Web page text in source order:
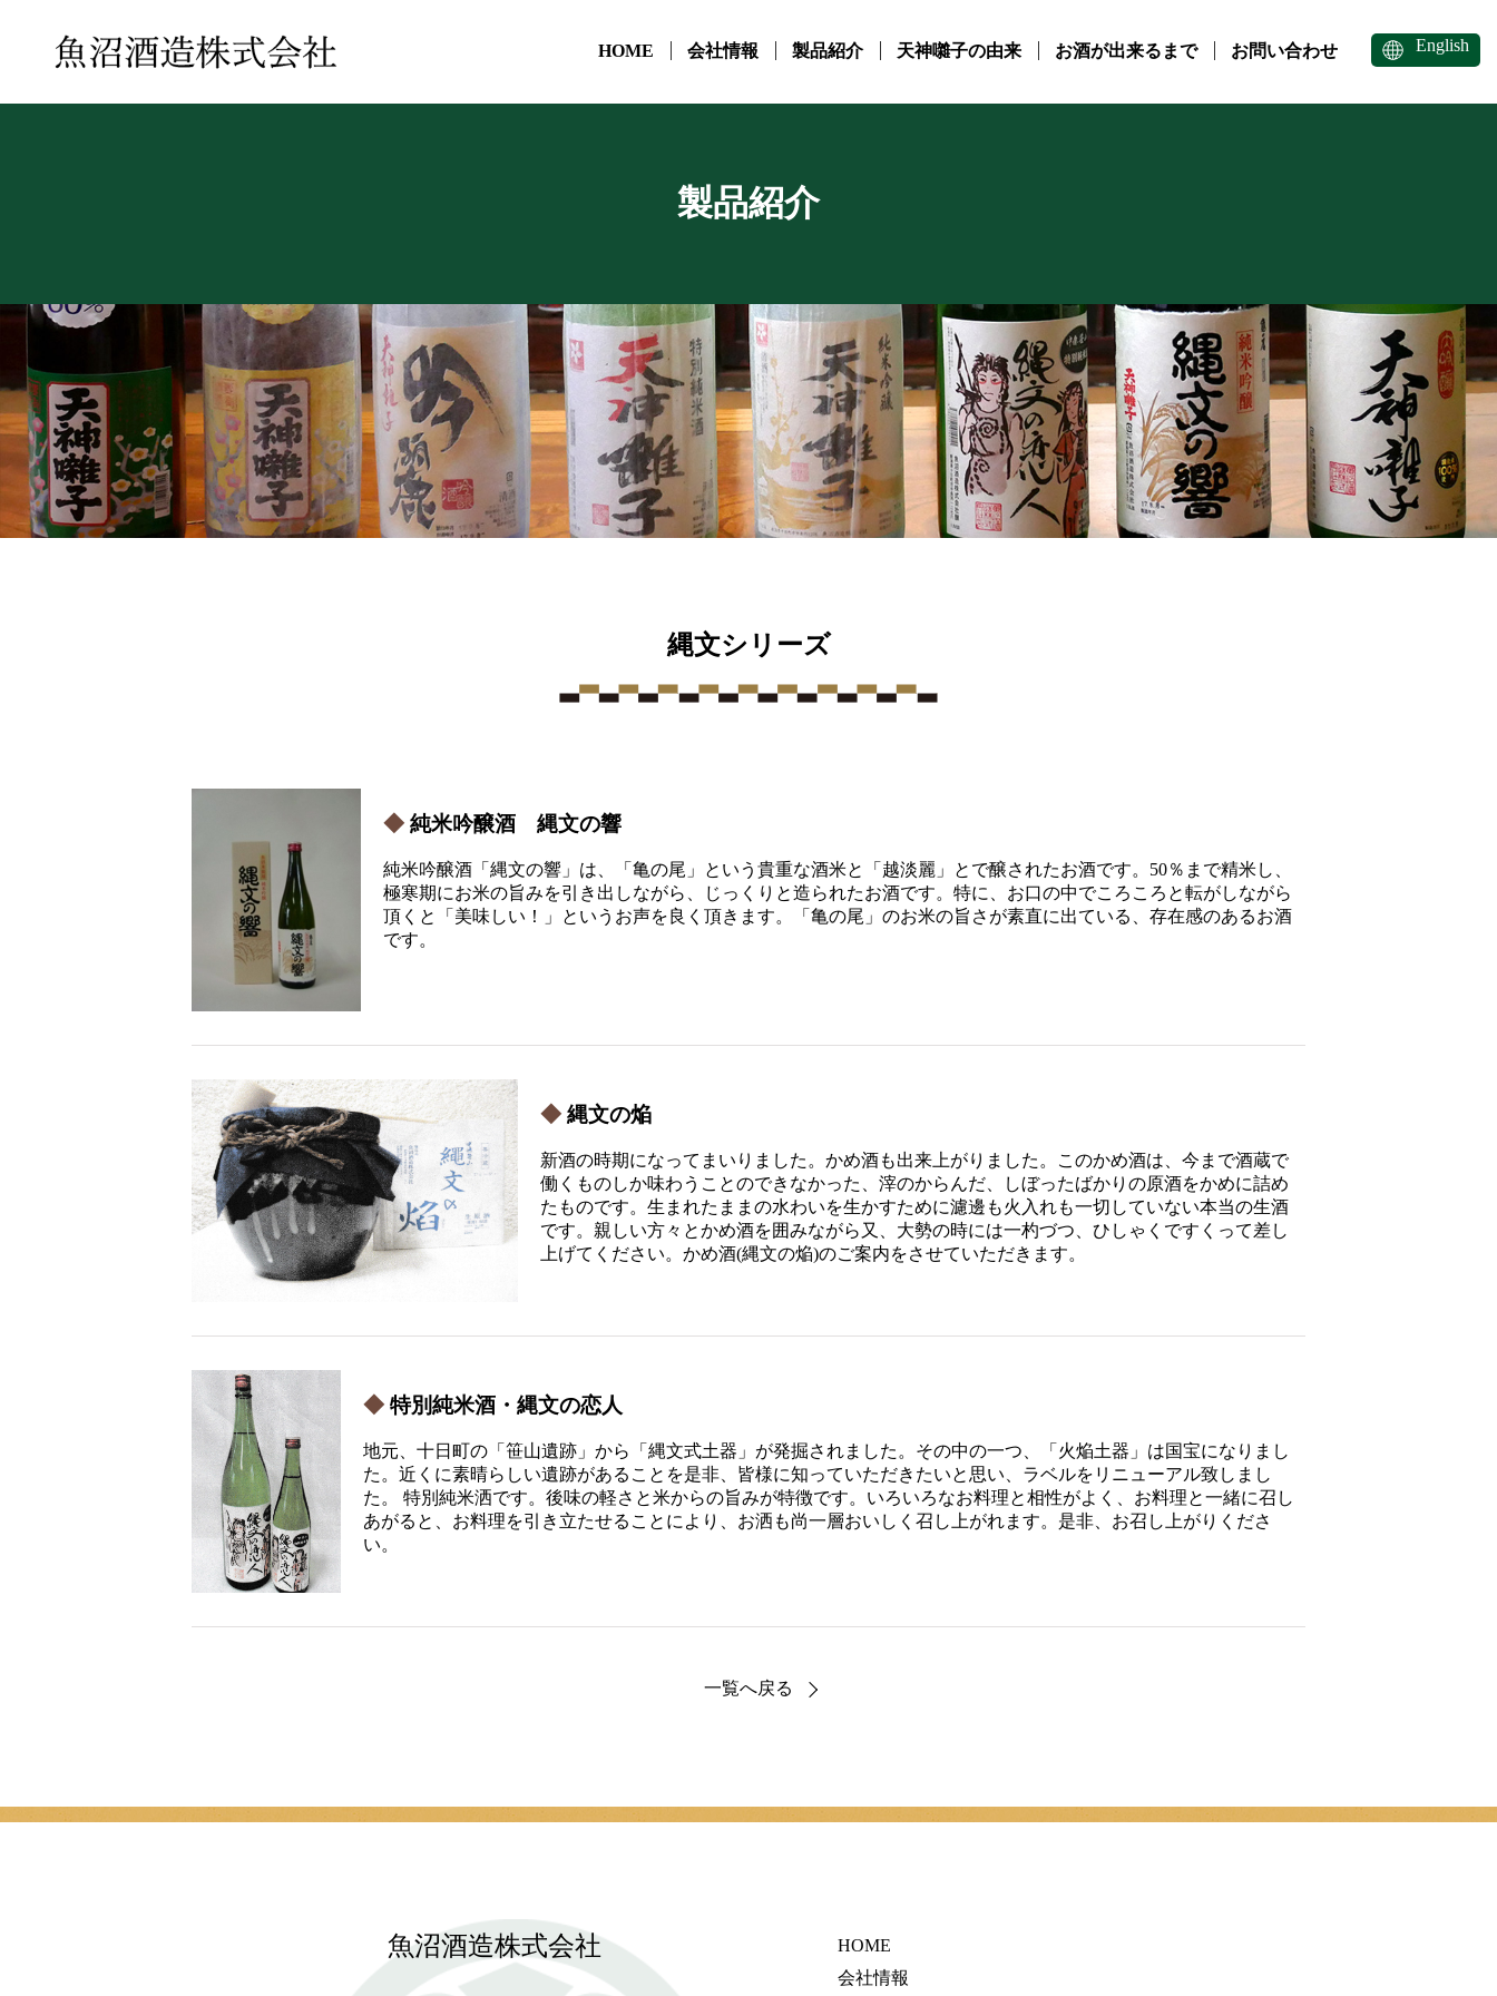
HOME 会社情報 製品紹介 天神囃子の由来 お酒が出来るまで お問い合わせ English
製品紹介
縄文シリーズ
純米吟醸酒 縄文の響
純米吟醸酒「縄文の響」は、「亀の尾」という貴重な酒米と「越淡麗」とで醸されたお酒です。50％まで精米し、
極寒期にお米の旨みを引き出しながら、じっくりと造られたお酒です。特に、お口の中でころころと転がしながら
頂くと「美味しい！」というお声を良く頂きます。「亀の尾」のお米の旨さが素直に出ている、存在感のあるお酒
です。
縄文の焔
新酒の時期になってまいりました。かめ酒も出来上がりました。このかめ酒は、今まで酒蔵で
働くものしか味わうことのできなかった、滓のからんだ、しぼったばかりの原酒をかめに詰め
たものです。生まれたままの水わいを生かすために濾邊も火入れも一切していない本当の生酒
です。親しい方々とかめ酒を囲みながら又、大勢の時には一杓づつ、ひしゃくですくって差し
上げてください。かめ酒(縄文の焔)のご案内をさせていただきます。
特別純米酒・縄文の恋人
地元、十日町の「笹山遺跡」から「縄文式土器」が発掘されました。その中の一つ、「火焔土器」は国宝になりまし
た。近くに素晴らしい遺跡があることを是非、皆様に知っていただきたいと思い、ラベルをリニューアル致しまし
た。 特別純米洒です。後味の軽さと米からの旨みが特徴です。いろいろなお料理と相性がよく、お料理と一緒に召し
あがると、お料理を引き立たせることにより、お洒も尚一層おいしく召し上がれます。是非、お召し上がりくださ
い。
一覧へ戻る
魚沼酒造株式会社
HOME
会社情報